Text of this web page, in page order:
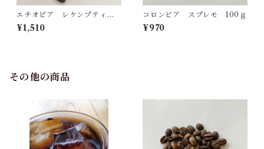
エチオピア レケンプティ 2
50ｇ
¥1,510
コロンビア スプレモ 100ｇ
¥970
その他の商品